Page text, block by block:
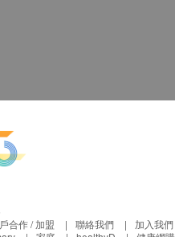
合作 / 加盟 聯絡我們 加入我們